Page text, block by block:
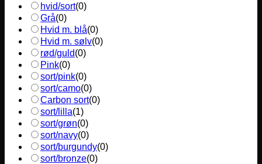
hvid/sort(0)
Grå(0)
Hvid m. blå(0)
Hvid m. sølv(0)
rød/guld(0)
Pink(0)
sort/pink(0)
sort/camo(0)
Carbon sort(0)
sort/lilla(1)
sort/grøn(0)
sort/navy(0)
sort/burgundy(0)
sort/bronze(0)